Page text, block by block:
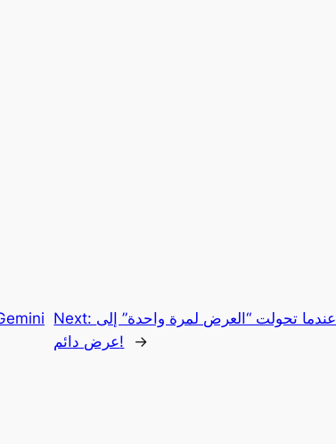
Next: عندما تحولت “العرض لمرة واحدة” إلى
عرض دائم!
→